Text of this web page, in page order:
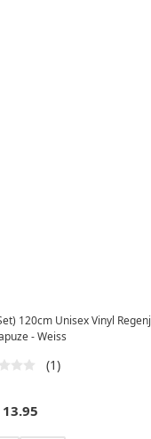
120cm Unisex Vinyl
- Weiss
(1)
13.95